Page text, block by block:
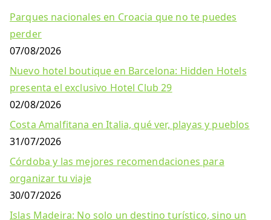
Parques nacionales en Croacia que no te puedes
perder
07/08/2026
Nuevo hotel boutique en Barcelona: Hidden Hotels
presenta el exclusivo Hotel Club 29
02/08/2026
Costa Amalfitana en Italia, qué ver, playas y pueblos
31/07/2026
Córdoba y las mejores recomendaciones para
organizar tu viaje
30/07/2026
Islas Madeira: No solo un destino turístico, sino un